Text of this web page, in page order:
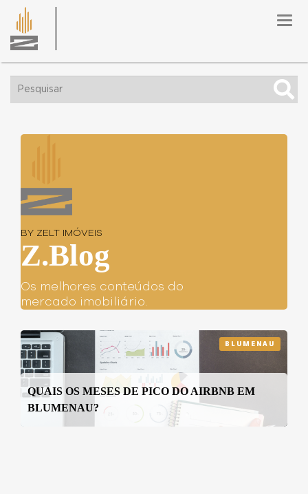
BY ZELT IMÓVEIS
Z.Blog
Os melhores conteúdos do
mercado imobiliário.
BLUMENAU
QUAIS OS MESES DE PICO DO AIRBNB EM
BLUMENAU?